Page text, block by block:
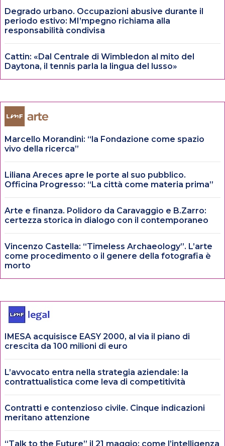
Degrado urbano. Occupazioni abusive durante il
periodo estivo: MI’mpegno richiama alla
responsabilità condivisa
Cattin: «Dal Centrale di Wimbledon al mito del
Daytona, il tennis parla la lingua del lusso»
Marcello Morandini: “la Fondazione come spazio
vivo della ricerca”
Liliana Areces apre le porte al suo pubblico.
Officina Progresso: “La città come materia prima”
Arte e finanza. Polidoro da Caravaggio e B.Zarro:
certezza storica in dialogo con il contemporaneo
Vincenzo Castella: “Timeless Archaeology”. L’arte
come procedimento o il genere della fotografia è
morto
IMESA acquisisce EASY 2000, al via il piano di
crescita da 100 milioni di euro
L’avvocato entra nella strategia aziendale: la
contrattualistica come leva di competitività
Contratti e contenzioso civile. Cinque indicazioni
meritano attenzione
“Talk to the Future” il 21 maggio: come l’intelligenza